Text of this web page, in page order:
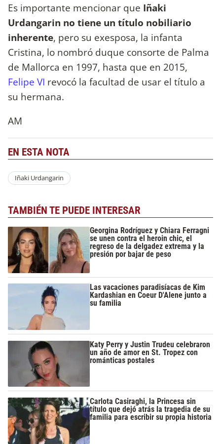
Es importante mencionar que Iñaki
Urdangarin no tiene un título nobiliario
inherente, pero su exesposa, la infanta
Cristina, lo nombró duque consorte de Palma
de Mallorca en 1997, hasta que en 2015,
Felipe VI revocó la facultad de usar el título a
su hermana.
AM
EN ESTA NOTA
Iñaki Urdangarin
TAMBIÉN TE PUEDE INTERESAR
Georgina Rodríguez y Chiara Ferragni
se unen contra el heroin chic, el
regreso de la delgadez extrema y la
presión por bajar de peso
Las vacaciones paradisíacas de Kim
Kardashian en Coeur D'Alene junto a
su familia
Katy Perry y Justin Trudeu celebraron
un año de amor en St. Tropez con
románticas postales
Carlota Casiraghi, la Princesa sin
título que dejó atrás la tragedia de su
familia para escribir su propia historia